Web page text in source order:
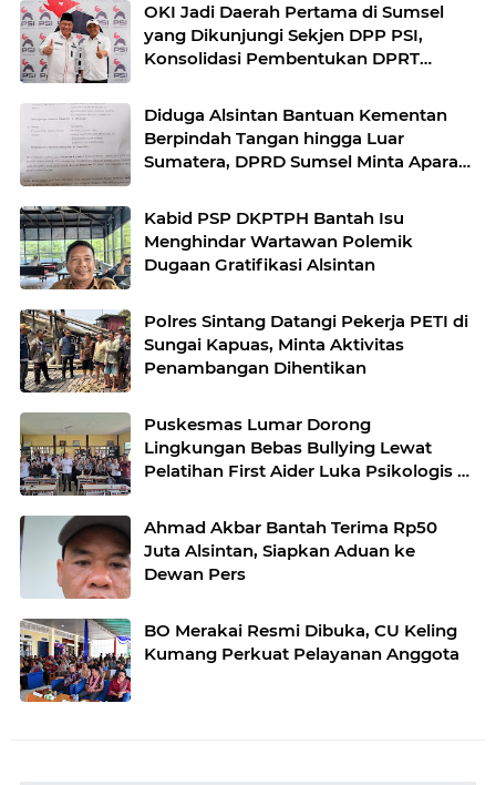
OKI Jadi Daerah Pertama di Sumsel
yang Dikunjungi Sekjen DPP PSI,
Konsolidasi Pembentukan DPRT
Diduga Alsintan Bantuan Kementan
Berpindah Tangan hingga Luar
Sumatera, DPRD Sumsel Minta Aparat
Kabid PSP DKPTPH Bantah Isu
Menghindar Wartawan Polemik
Dugaan Gratifikasi Alsintan
Polres Sintang Datangi Pekerja PETI di
Sungai Kapuas, Minta Aktivitas
Penambangan Dihentikan
Puskesmas Lumar Dorong
Lingkungan Bebas Bullying Lewat
Pelatihan First Aider Luka Psikologis di
Ahmad Akbar Bantah Terima Rp50
Juta Alsintan, Siapkan Aduan ke
Dewan Pers
BO Merakai Resmi Dibuka, CU Keling
Kumang Perkuat Pelayanan Anggota